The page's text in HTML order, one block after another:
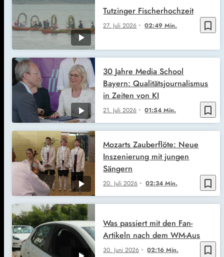
bookmark_border
27. Juli 2026 02:49 Min.
Tutzinger Fischerhochzeit
bookmark_border
21. Juli 2026 01:54 Min.
30 Jahre Media School
Bayern: Qualitätsjournalismus
in Zeiten von KI
bookmark_border
20. Juli 2026 02:34 Min.
Mozarts Zauberflöte: Neue
Inszenierung mit jungen
Sängern
bookmark_border
30. Juni 2026 02:16 Min.
Was passiert mit den Fan-
Artikeln nach dem WM-Aus